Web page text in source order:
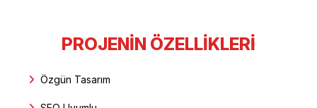
PROJENIN ÖZELLIKLERI
Özgün Tasarım